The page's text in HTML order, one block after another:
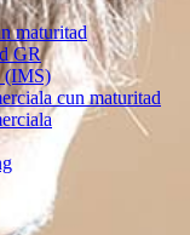
maturitad
GR
(IMS)
cun maturitad